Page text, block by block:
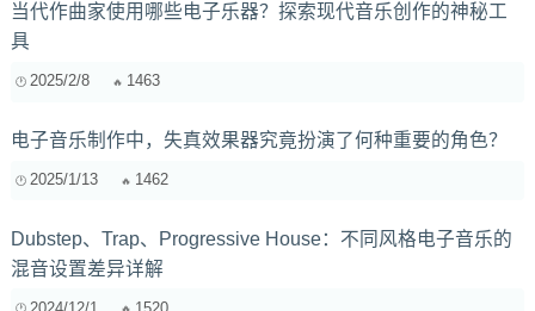
当代作曲家使用哪些电子乐器？探索现代音乐创作的神秘工
具
2025/2/8 1463
电子音乐制作中，失真效果器究竟扮演了何种重要的角色？
2025/1/13 1462
Dubstep、Trap、Progressive House：不同风格电子音乐的
混音设置差异详解